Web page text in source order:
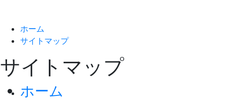
ホーム
サイトマップ
サイトマップ
ホーム